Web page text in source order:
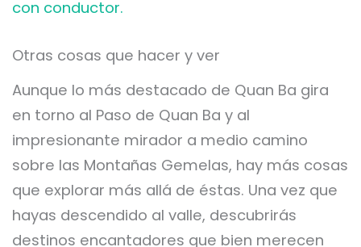
con conductor.
Otras cosas que hacer y ver
Aunque lo más destacado de Quan Ba gira
en torno al Paso de Quan Ba y al
impresionante mirador a medio camino
sobre las Montañas Gemelas, hay más cosas
que explorar más allá de éstas. Una vez que
hayas descendido al valle, descubrirás
destinos encantadores que bien merecen